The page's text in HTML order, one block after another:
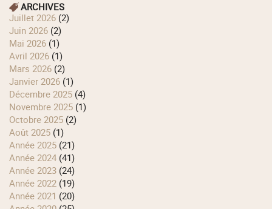
ARCHIVES
juillet 2026 (2)
juin 2026 (2)
mai 2026 (1)
avril 2026 (1)
mars 2026 (2)
janvier 2026 (1)
décembre 2025 (4)
novembre 2025 (1)
octobre 2025 (2)
août 2025 (1)
année 2025 (21)
année 2024 (41)
année 2023 (24)
année 2022 (19)
année 2021 (20)